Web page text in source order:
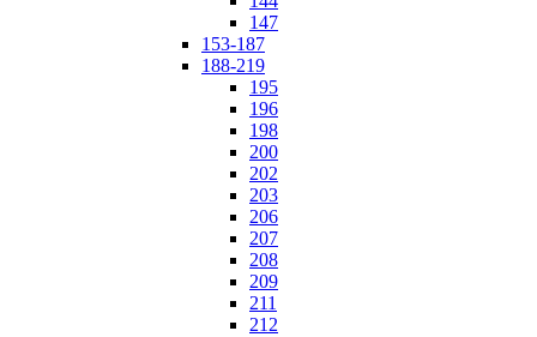
147
153-187
188-219
195
196
198
200
202
203
206
207
208
209
211
212